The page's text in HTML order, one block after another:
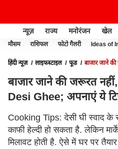
न्यूज़ राज्य मनोरंजन खेल
मौसम राशिफल फोटो गैलरी Ideas of
हिंदी न्यूज़ लाइफस्टाइल फूड
बाजार जाने
बाजार जाने की जरूरत
Desi Ghee; अपनाएं ये
Cooking Tips: देसी घी स्वाद के
काफी हेल्दी हो सकता है. लेकिन
मिलावट होती है. ऐसे में घर पर